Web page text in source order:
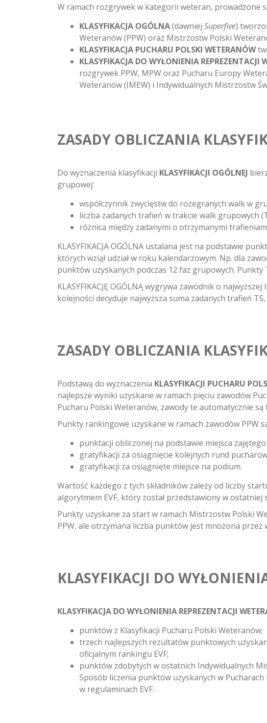
W ramach rozgrywek w kategorii weteran, prowadzone
KLASYFIKACJA OGÓLNA(dawniej Superfive)
Weteranów (PPW) oraz Mistrzostw Polski
KLASYFIKACJA PUCHARU POLSKI WETERANÓW
KLASYFIKACJA DO WYŁONIENIA REPREZENTACJI
rozgrywek PPW, MPW oraz Pucharu Europy
Weteranów (IMEW) i Indywidualnych Mistrzostw
ZASADY OBLICZANIA
Do wyznaczenia klasyfikacji KLASYFIKACJI OGÓLNEJ
grupowej:
współczynnik zwycięstw do rozegranych walk w
liczba zadanych trafień w trakcie walk grupowych
różnica między zadanymi o otrzymanymi
KLASYFIKACJA OGÓLNA ustalana jest na podstawie
których wziął udział w roku kalendarzowym. Np. dla
punktów uzyskanych podczas 12 faz grupowych. Punkty
KLASYFIKACJĘ OGÓLNĄ wygrywa zawodnik o
kolejności decyduje najwyższa suma zadanych trafień
ZASADY OBLICZANIA
Podstawą do wyznaczenia KLASYFIKACJI PUCHARU
najlepsze wyniki uzyskane w ramach pięciu zawodów
Pucharu Polski Weteranów, zawody te automatycznie
Punkty rankingowe uzyskane w ramach zawodów PPW
punktacji obliczonej na podstawie miejsca
gratyfikacji za osiągnięcie kolejnych rund
gratyfikacji za osiągnięte miejsce na podium.
Wartość każdego z tych składników zależy od liczby
algorytmem EVF, który został przedstawiony w ostatniej
Punkty uzyskane za start w ramach Mistrzostw Polski
PPW, ale otrzymana liczba punktów jest mnożona przez
KLASYFIKACJI DO
KLASYFIKACJA DO WYŁONIENIA REPREZENTACJI
punktów z Klasyfikacji Pucharu Polski Weteranów;
trzech najlepszych rezultatów punktowych
oficjalnym rankingu EVF;
punktów zdobytych w ostatnich Indywidualnych
Sposób liczenia punktów uzyskanych w
w regulaminach EVF.